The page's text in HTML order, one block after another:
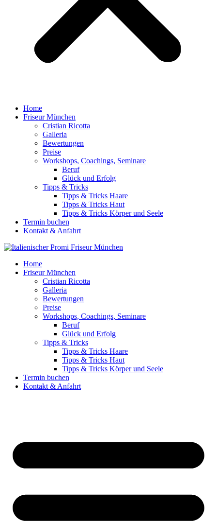
Home
Friseur München
Cristian Ricotta
Galleria
Bewertungen
Preise
Workshops, Coachings, Seminare
Beruf
Glück und Erfolg
Tipps & Tricks
Tipps & Tricks Haare
Tipps & Tricks Haut
Tipps & Tricks Körper und Seele
Termin buchen
Kontakt & Anfahrt
Home
Friseur München
Cristian Ricotta
Galleria
Bewertungen
Preise
Workshops, Coachings, Seminare
Beruf
Glück und Erfolg
Tipps & Tricks
Tipps & Tricks Haare
Tipps & Tricks Haut
Tipps & Tricks Körper und Seele
Termin buchen
Kontakt & Anfahrt